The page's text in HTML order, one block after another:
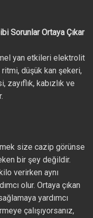
Sorunlar Ortaya Çıkar
yan etkileri elektrolit
düşük kan şekeri,
kabızlık ve
size cazip görünse
bir şey değildir.
verirken aynı
olur. Ortaya çıkan
yardımcı
çalışıyorsanız,